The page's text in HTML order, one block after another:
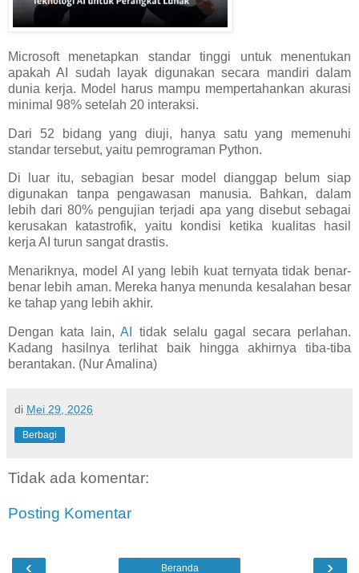
Microsoft menetapkan standar tinggi untuk menentukan
apakah AI sudah layak digunakan secara mandiri dalam
dunia kerja. Model harus mampu mempertahankan akurasi
minimal 98% setelah 20 interaksi.
Dari 52 bidang yang diuji, hanya satu yang memenuhi
standar tersebut, yaitu pemrograman Python.
Di luar itu, sebagian besar model dianggap belum siap
digunakan tanpa pengawasan manusia. Bahkan, dalam
lebih dari 80% pengujian terjadi apa yang disebut sebagai
kerusakan katastrofik, yaitu kondisi ketika kualitas hasil
kerja AI turun sangat drastis.
Menariknya, model AI yang lebih kuat ternyata tidak benar-
benar lebih aman. Mereka hanya menunda kesalahan besar
ke tahap yang lebih akhir.
Dengan kata lain,AI tidak selalu gagal secara perlahan.
Kadang hasilnya terlihat baik hingga akhirnya tiba-tiba
berantakan. (Nur Amalina)
di Mei 29, 2026
Berbagi
Tidak ada komentar:
Posting Komentar
‹ ›
Beranda